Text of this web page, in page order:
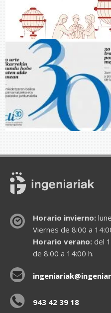
Horario invierno:
Viernes de 8:00 a
Horario verano:del
de 8:00 a 14:00 h.
943 42 39 18